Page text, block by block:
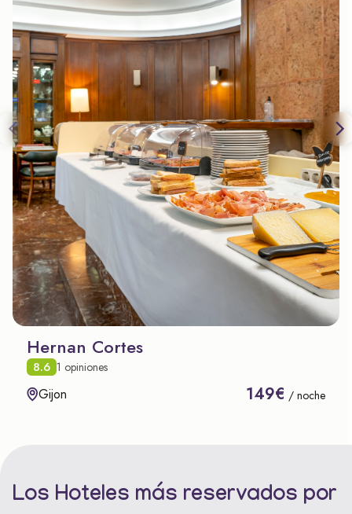
Hernan Cortes
8.6 1 opiniones
Gijon 149€ / noche
Los Hoteles más reservados por